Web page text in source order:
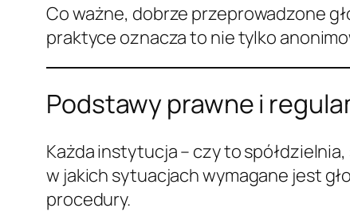
Co ważne, dobrze przeprowadzone
praktyce oznacza to nie tylko
Podstawy prawne i
Każda instytucja – czy to
w jakich sytuacjach wymagane jest
procedury.